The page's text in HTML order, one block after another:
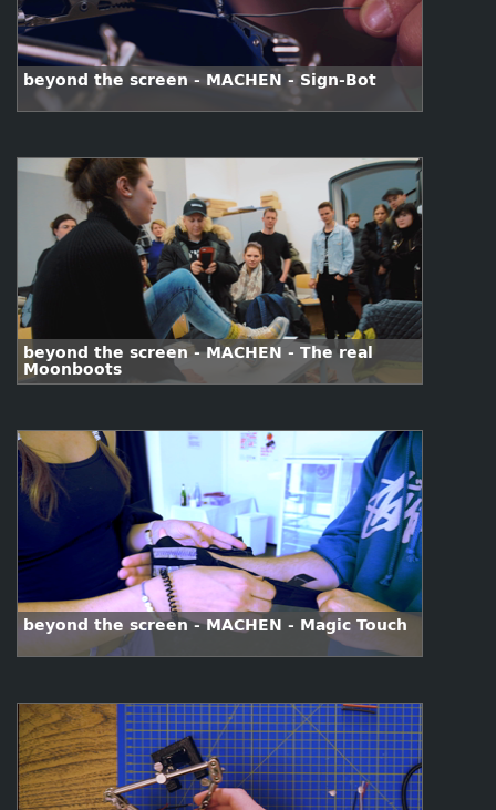
beyond the screen - MACHEN - Sign-Bot
beyond the screen - MACHEN - The real
Moonboots
beyond the screen - MACHEN - Magic Touch